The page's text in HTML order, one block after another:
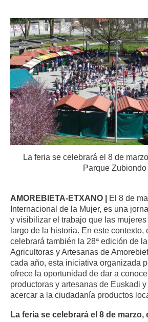
La feria se celebrará el 8 de
Parque Zubiondo
AMOREBIETA-ETXANO |
El 8 de
Internacional de la Mujer, es una
y visibilizar el trabajo que las
largo de la historia. En este contexto,
celebrará también la 28ª edición de
Agricultoras y Artesanas de
cada año, esta iniciativa organizada
ofrece la oportunidad de dar a
productoras y artesanas de Euskadi
acercar a la ciudadanía productos
La feria se celebrará el 8 de marzo,